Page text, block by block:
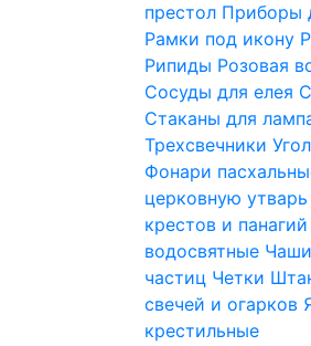
престол Приборы
Рамки под икону
Рипиды Розовая
Сосуды для елея
Стаканы для
Трехсвечники
Фонари
церковную утварь
крестов и панагий
водосвятные
частиц Четки
свечей и огарков
крестильные